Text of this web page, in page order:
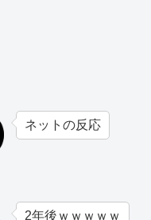
ネットの反応
2年後ｗｗｗｗｗ